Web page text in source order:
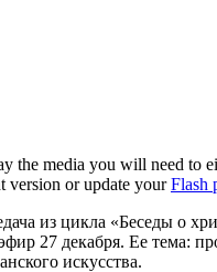
the media you will need to
version or update yourFlash
из цикла «Беседы о
27 декабря. Ее тема:
искусства.